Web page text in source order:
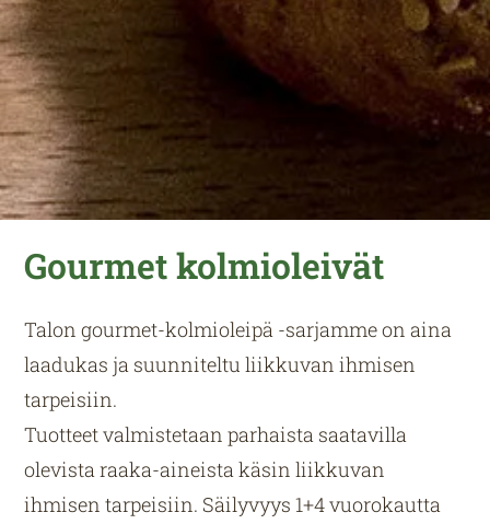
Gourmet kolmioleivät
Talon gourmet-kolmioleipä -sarjamme on aina
laadukas ja suunniteltu liikkuvan ihmisen
tarpeisiin.
Tuotteet valmistetaan parhaista saatavilla
olevista raaka-aineista käsin liikkuvan
ihmisen tarpeisiin. Säilyvyys 1+4 vuorokautta